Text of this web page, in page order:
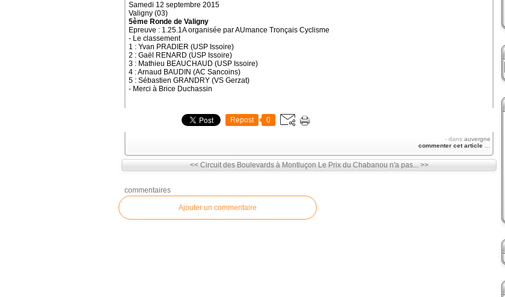
Samedi 12 septembre 2015
Valigny (03)
5ème Ronde de Valigny
Epreuve : 1.25.1A organisée par AUmance Tronçais Cyclisme
- Le classement
1 : Yvan PRADIER (USP Issoire)
2 : Gaël RENARD (USP Issoire)
3 : Mathieu BEAUCHAUD (USP Issoire)
4 : Arnaud BAUDIN (AC Sancoins)
5 : Sébastien GRANDRY (VS Gerzat)
- Merci à Brice Duchassin
Repost 0
- dans auvergne
commenter cet article
<< Circuit des Boulevards à Montluçon Le Prix du Chabanou n'a pas... >>
commentaires
Ajouter un commentaire